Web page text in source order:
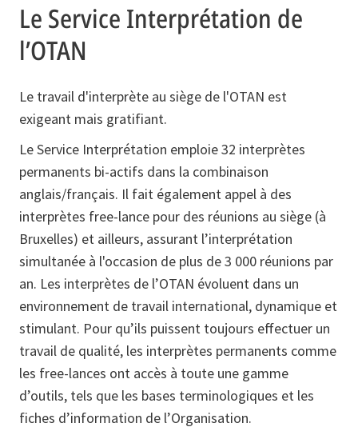
Le Service Interprétation de
l’OTAN
Le travail d'interprète au siège de l'OTAN est
exigeant mais gratifiant.
Le Service Interprétation emploie 32 interprètes
permanents bi-actifs dans la combinaison
anglais/français. Il fait également appel à des
interprètes free-lance pour des réunions au siège (à
Bruxelles) et ailleurs, assurant l’interprétation
simultanée à l'occasion de plus de 3 000 réunions par
an. Les interprètes de l’OTAN évoluent dans un
environnement de travail international, dynamique et
stimulant. Pour qu’ils puissent toujours effectuer un
travail de qualité, les interprètes permanents comme
les free-lances ont accès à toute une gamme
d’outils, tels que les bases terminologiques et les
fiches d’information de l’Organisation.